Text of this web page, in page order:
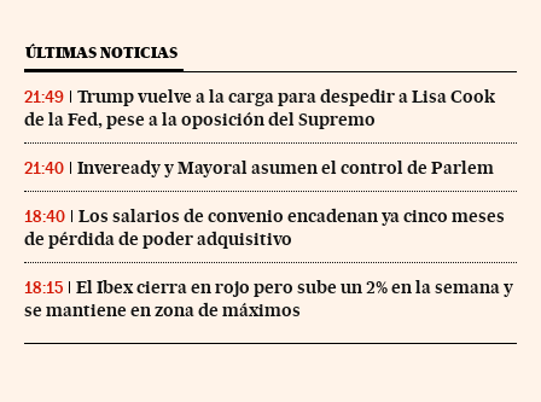
ÚLTIMAS NOTICIAS
21:49
Trump vuelve a la carga para despedir a Lisa Cook
de la Fed, pese a la oposición del Supremo
21:40 Inveready y Mayoral asumen el control de Parlem
18:40
Los salarios de convenio encadenan ya cinco meses
de pérdida de poder adquisitivo
18:15
El Ibex cierra en rojo pero sube un 2% en la semana y
se mantiene en zona de máximos